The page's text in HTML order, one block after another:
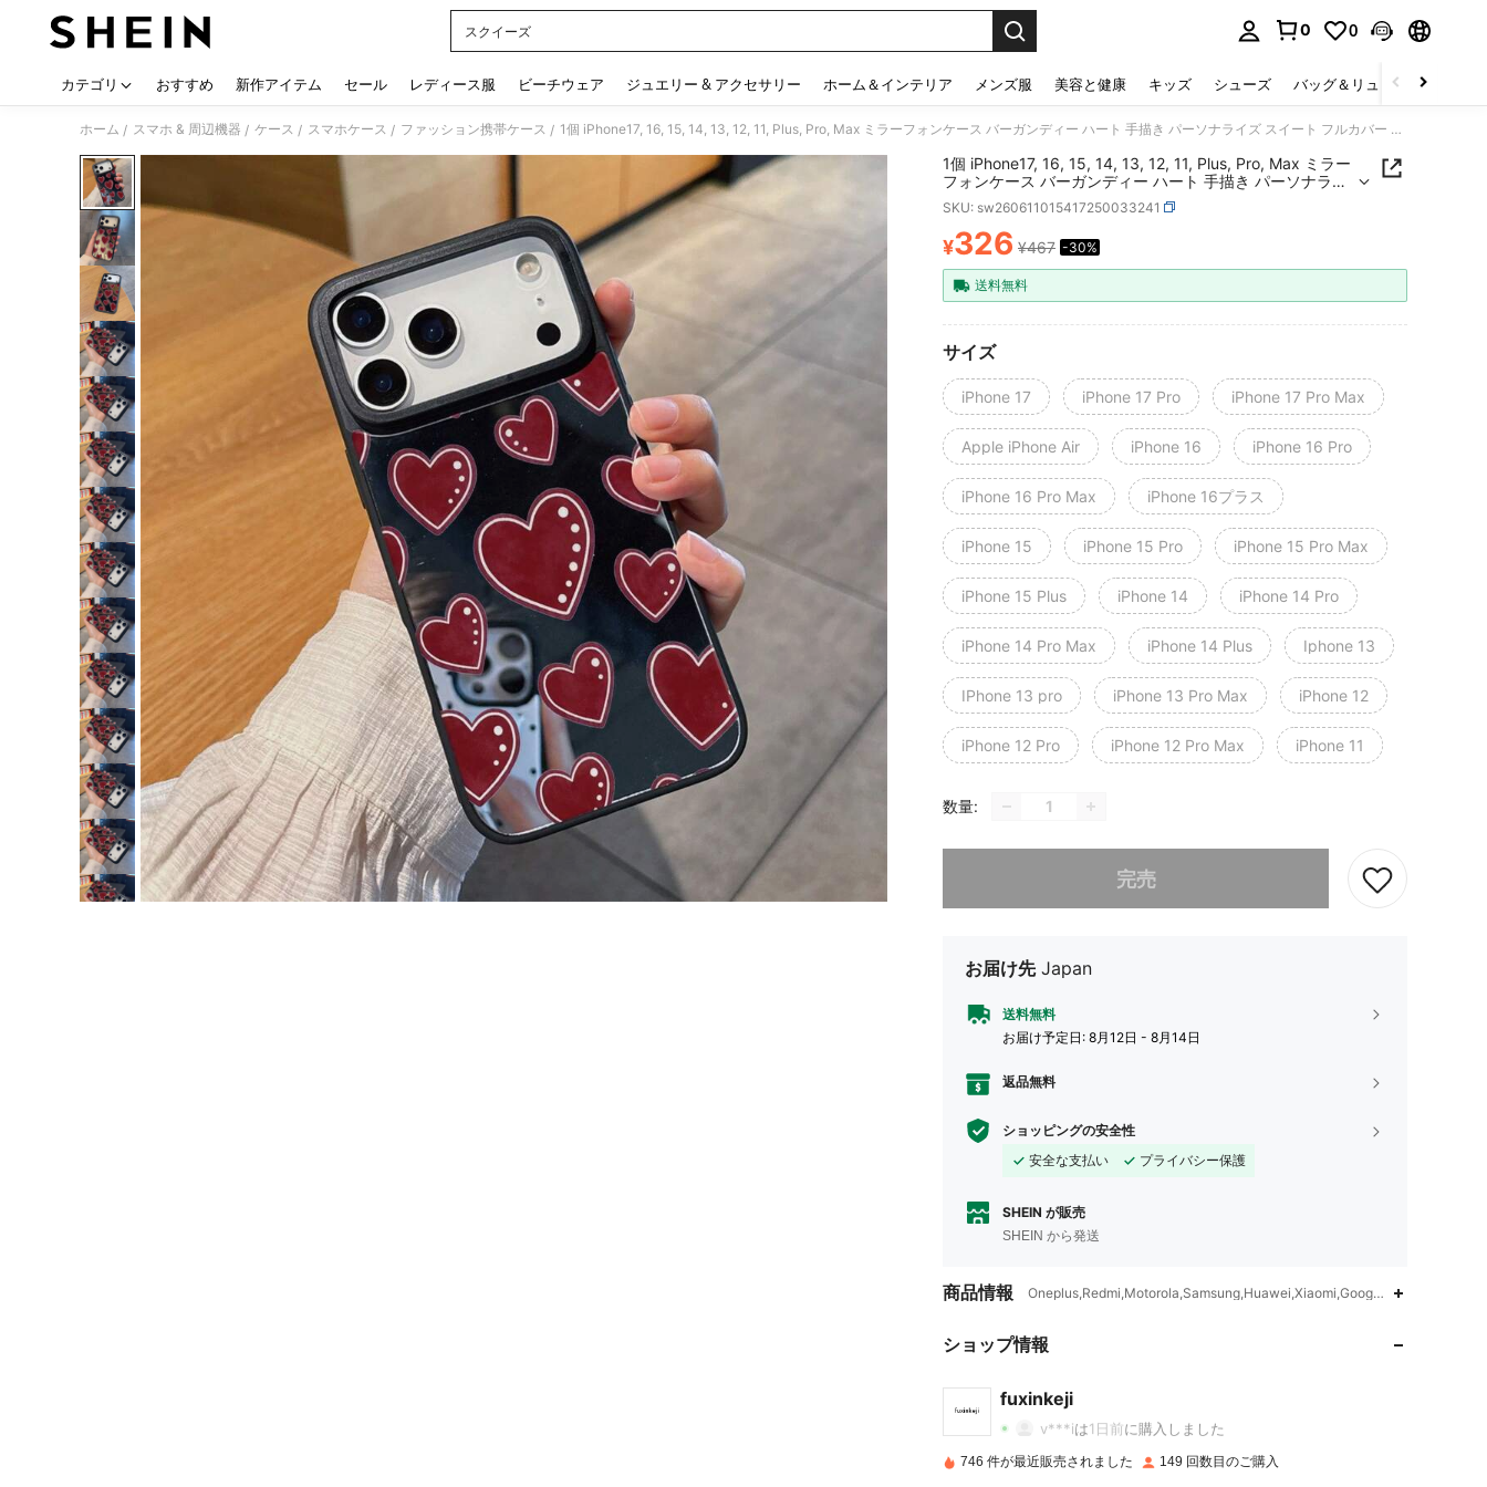
スクイーズ
0 0
カテゴリ おすすめ 新作アイテム セール レディース服 ビーチウェア ジュエリー & アクセサリー ホーム＆インテリア メンズ服 美容と健康 キッズ シューズ バッグ＆リュック
ホーム / スマホ & 周辺機器 / ケース / スマホケース / ファッション携帯ケース / 1個 iPhone17, 16, 15, 14, 13, 12, 11, Plus, Pro, Max ミラーフォンケース バーガンディー ハート 手描き パーソナライズ スイート フルカバー 保護カバー 耐衝撃 高品質 ソフトシェル 保護カバー ミニマリスト ファッション ワイヤレス充電対応
1個 iPhone17, 16, 15, 14, 13, 12, 11, Plus, Pro, Max ミラー
フォンケース バーガンディー ハート 手描き パーソナライ
ズ スイート フルカバー 保護カバー 耐衝撃 高品質 ソフト
シェル 保護カバー ミニマリスト ファッション ワイヤレス
充電対応
SKU: sw260611015417250033241
PRICE AND AVAILABILITY
¥326 ¥467 -30%
送料無料
サイズ
iPhone 17 iPhone 17 Pro iPhone 17 Pro Max
Apple iPhone Air iPhone 16 iPhone 16 Pro
iPhone 16 Pro Max iPhone 16プラス
iPhone 15 iPhone 15 Pro iPhone 15 Pro Max
iPhone 15 Plus iPhone 14 iPhone 14 Pro
iPhone 14 Pro Max iPhone 14 Plus Iphone 13
IPhone 13 pro iPhone 13 Pro Max iPhone 12
iPhone 12 Pro iPhone 12 Pro Max iPhone 11
数量:
完売
お届け先 Japan
送料無料
お届け予定日: 8月12日 - 8月14日
返品無料
ショッピングの安全性
安全な支払い
プライバシー保護
SHEIN が販売
SHEIN から発送
商品情報 Oneplus,Redmi,Motorola,Samsung,Huawei,Xiaomi,Google,なし,シリコン
ショップ情報
fuxinkeji
4.90
4.90
v***iは1日前に購入しました
746 件が最近販売されました 149 回数目のご購入